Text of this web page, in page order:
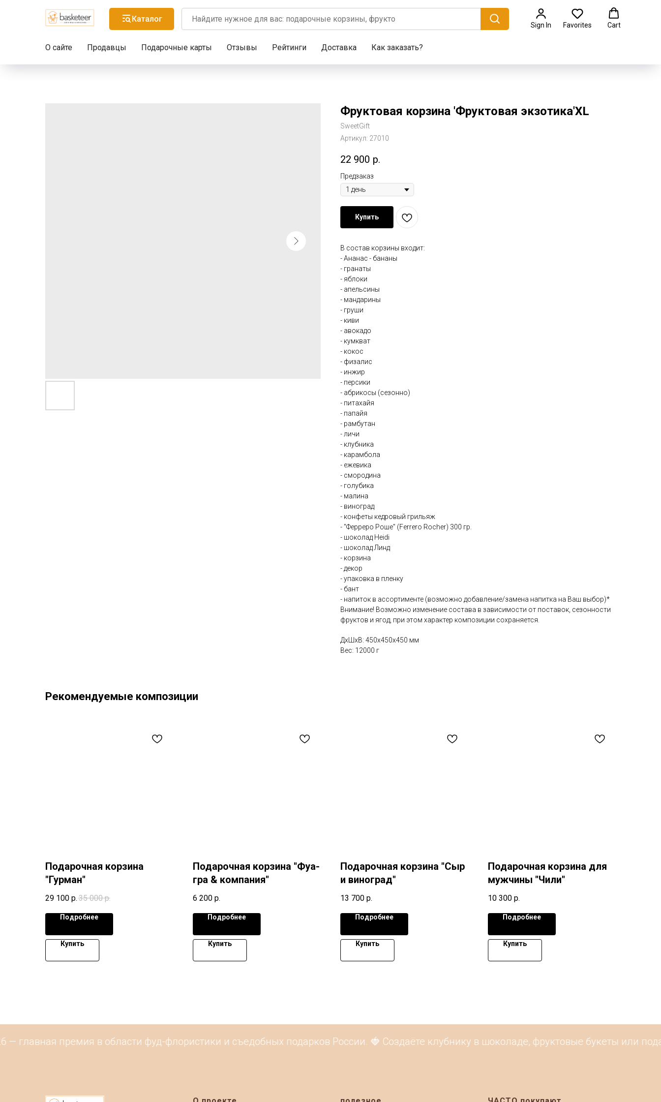
Каталог
Sign In Favorites Cart
О сайте Продавцы Подарочные карты Отзывы Рейтинги Доставка Как заказать?
Фруктовая корзина 'Фруктовая экзотика'XL
SweetGift
Артикул: 27010
22 900 р.
Предзаказ
Купить
В состав корзины входит:
- Ананас - бананы
- гранаты
- яблоки
- апельсины
- мандарины
- груши
- киви
- авокадо
- кумкват
- кокос
- физалис
- инжир
- персики
- абрикосы (сезонно)
- питахайя
- папайя
- рамбутан
- личи
- клубника
- карамбола
- ежевика
- смородина
- голубика
- малина
- виноград
- конфеты кедровый грильяж
- "Ферреро Роше" (Ferrero Rocher) 300 гр.
- шоколад Heidi
- шоколад Линд
- корзина
- декор
- упаковка в пленку
- бант
- напиток в ассортименте (возможно добавление/замена напитка на Ваш выбор)*
Внимание! Возможно изменение состава в зависимости от поставок, сезонности
фруктов и ягод, при этом характер композиции сохраняется.
ДxШxВ: 450x450x450 мм
Вес: 12000 г
Рекомендуемые композиции
Подарочная корзина
"Гурман"
29 100 р. 35 000 р.
Подробнее
Купить
Подарочная корзина "Фуа-
гра & компания"
6 200 р.
Подробнее
Купить
Подарочная корзина "Сыр
и виноград"
13 700 р.
Подробнее
Купить
Подарочная корзина для
мужчины "Чили"
10 300 р.
Подробнее
Купить
главная премия в области фуд-флористики и съедобных подарков России. 🍓 Создаёте клубнику в шоколаде, фруктовые букеты или